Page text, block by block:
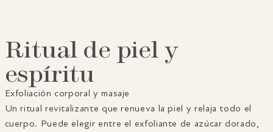
Ritual de piel y
espíritu
Exfoliación corporal y masaje
Un ritual revitalizante que renueva la piel y relaja todo el
cuerpo. Puede elegir entre el exfoliante de azúcar dorado,